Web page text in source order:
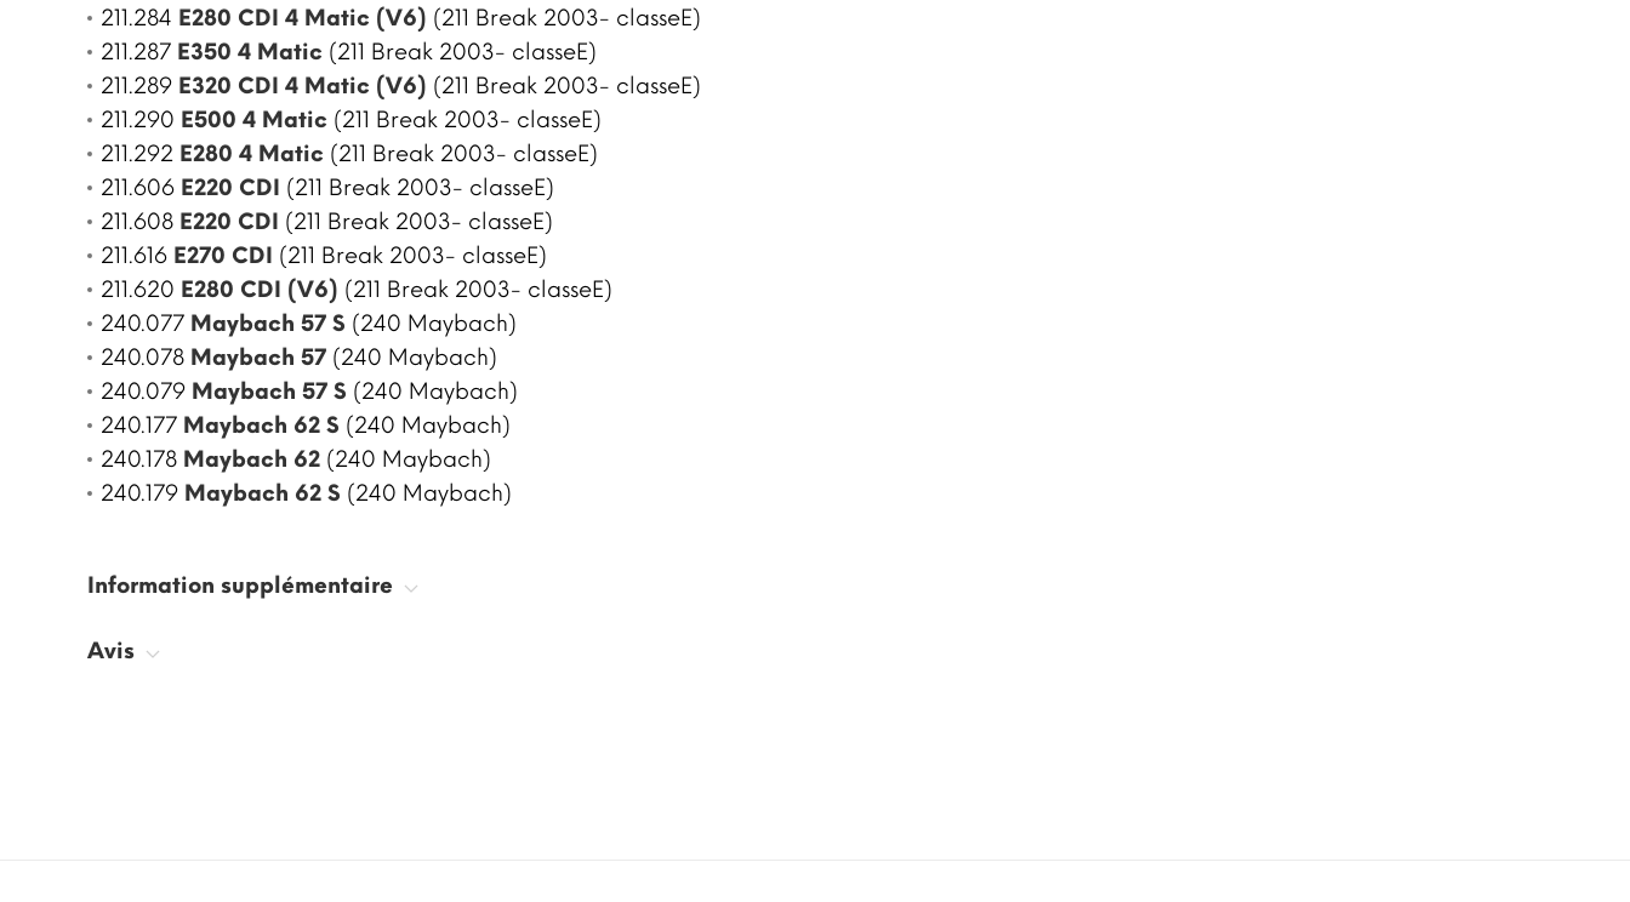
211.284 E280 CDI 4 Matic (V6) (211 Break 2003- classeE)
211.287 E350 4 Matic (211 Break 2003- classeE)
211.289 E320 CDI 4 Matic (V6) (211 Break 2003- classeE)
211.290 E500 4 Matic (211 Break 2003- classeE)
211.292 E280 4 Matic (211 Break 2003- classeE)
211.606 E220 CDI (211 Break 2003- classeE)
211.608 E220 CDI (211 Break 2003- classeE)
211.616 E270 CDI (211 Break 2003- classeE)
211.620 E280 CDI (V6) (211 Break 2003- classeE)
240.077 Maybach 57 S (240 Maybach)
240.078 Maybach 57 (240 Maybach)
240.079 Maybach 57 S (240 Maybach)
240.177 Maybach 62 S (240 Maybach)
240.178 Maybach 62 (240 Maybach)
240.179 Maybach 62 S (240 Maybach)
Information supplémentaire
Avis